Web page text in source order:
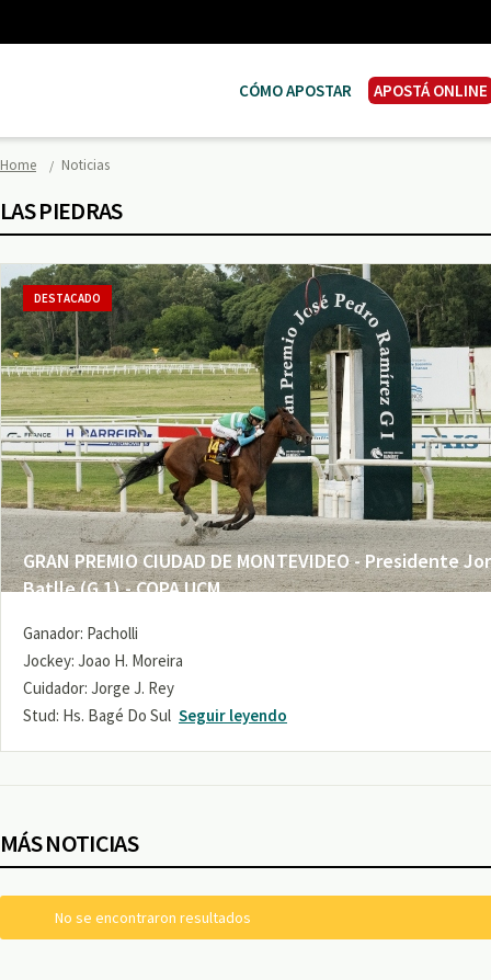
CÓMO APOSTAR APOSTÁ ONLINE
Home Noticias
LAS PIEDRAS
GRAN PREMIO CIUDAD DE MONTEVIDEO - Presidente
Batlle (G 1) - COPA UCM
DESTACADO
Ganador: Pacholli
Jockey: Joao H. Moreira
Cuidador: Jorge J. Rey
Stud: Hs. Bagé Do Sul Seguir leyendo
MÁS NOTICIAS
No se encontraron resultados